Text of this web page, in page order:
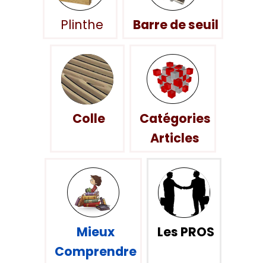
Plinthe Barre de seuil
Colle
Catégories
Articles
Mieux
Comprendre
Les PROS